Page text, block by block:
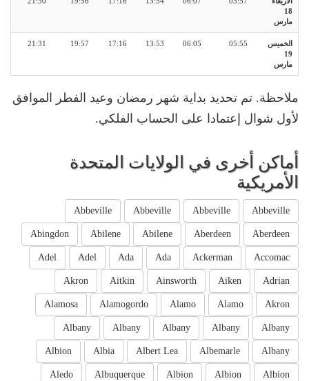
18
مارس
الخميس
19
مارس
05:55
06:05
13:53
17:16
19:57
21:31
ملاحظة. تم تحديد بداية شهر رمضان وعيد الفطر الموافق
لأول شوال إعتمادا على الحساب الفلكي.
أماكن أخرى في الولايات المتحدة
الأمريكية
Abbeville
Abbeville
Abbeville
Abbeville
Aberdeen
Aberdeen
Abilene
Abilene
Abingdon
Accomac
Ackerman
Ada
Ada
Adel
Adel
Adrian
Aiken
Ainsworth
Aitkin
Akron
Akron
Alamo
Alamo
Alamogordo
Alamosa
Albany
Albany
Albany
Albany
Albany
Albany
Albemarle
Albert Lea
Albia
Albion
Albion
Albion
Albion
Albuquerque
Aledo